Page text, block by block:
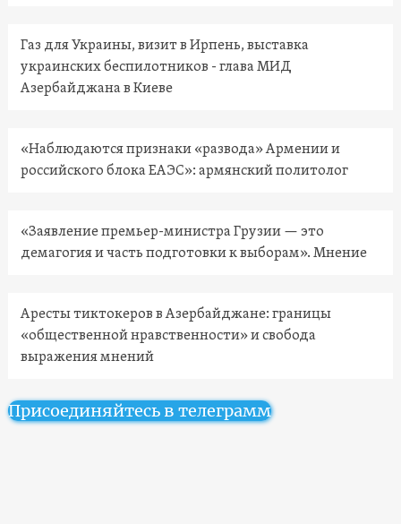
Газ для Украины, визит в Ирпень, выставка
украинских беспилотников - глава МИД
Азербайджана в Киеве
«Наблюдаются признаки «развода» Армении и
российского блока ЕАЭС»: армянский политолог
«Заявление премьер-министра Грузии — это
демагогия и часть подготовки к выборам». Мнение
Аресты тиктокеров в Азербайджане: границы
«общественной нравственности» и свобода
выражения мнений
Присоединяйтесь в телеграмм